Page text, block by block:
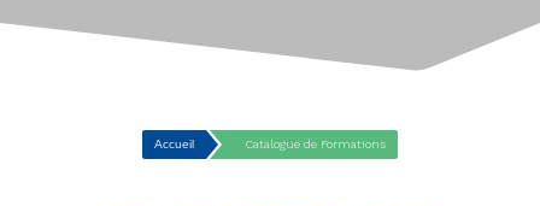
Accueil Catalogue de Formations